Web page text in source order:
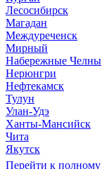
Лесосибирск
Магадан
Междуреченск
Мирный
Набережные Челны
Нерюнгри
Нефтекамск
Тулун
Улан-Удэ
Ханты-Мансийск
Чита
Якутск
Перейти к полному